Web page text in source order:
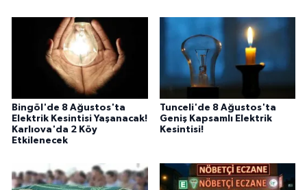
Bingöl'de 8 Ağustos'ta
Elektrik Kesintisi Yaşanacak!
Karlıova'da 2 Köy
Etkilenecek
Tunceli'de 8 Ağustos'ta
Geniş Kapsamlı Elektrik
Kesintisi!